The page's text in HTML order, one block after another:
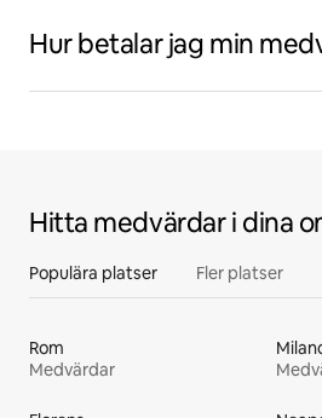
Hur betalar jag min
Hitta medvärdar i dina
Populära platser Fler platser
Rom
Medvärdar